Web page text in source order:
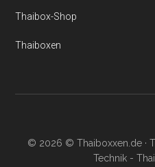
Thaibox-Shop
Thaiboxen
© 2026 © Thaiboxxen.de ·
Technik -